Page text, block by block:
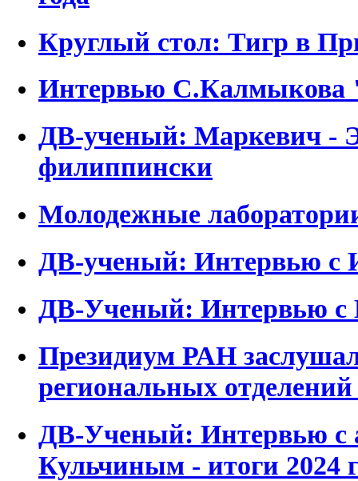
Круглый стол: Тигр в
Интервью С.Калмыкова
ДВ-ученый: Маркевич -
филиппински
Молодежные
ДВ-ученый: Интервью с
ДВ-Ученый: Интервью с
Президиум РАН
региональных отделений
ДВ-Ученый: Интервью
Кульчиным - итоги 2024